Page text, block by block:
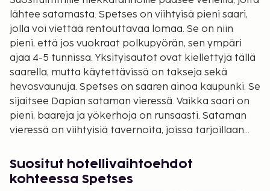
lähtee satamasta. Spetses on viihtyisä pieni saari,
jolla voi viettää rentouttavaa lomaa. Se on niin
pieni, että jos vuokraat polkupyörän, sen ympäri
ajaa 4-5 tunnissa. Yksityisautot ovat kiellettyjä tällä
saarella, mutta käytettävissä on takseja sekä
hevosvaunuja. Spetses on saaren ainoa kaupunki. Se
sijaitsee Dapian sataman vieressä. Vaikka saari on
pieni, baareja ja yökerhoja on runsaasti. Sataman
vieressä on viihtyisiä tavernoita, joissa tarjoillaan
helpoimmin lentämällä Ateenasta tai muutaman
kerran päivässä kulkevilla yhteysaluksilla.
Suositut hotellivaihtoehdot
kohteessa Spetses